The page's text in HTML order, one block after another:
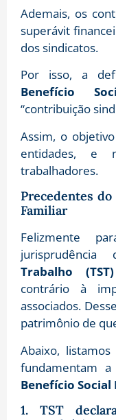
Ademais, os
superávit
dos sindicatos.
Por isso, a
Benefício
“contribuição
Assim, o
entidades, e
trabalhadores.
Precedentes
Familiar
Felizmente
Trabalho (TST)
contrário à
associados.
patrimônio de
Abaixo,
fundamentam
Benefício Social
1. TST